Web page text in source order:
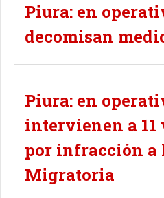
Piura: en
decomisan
Piura: en
intervienen a 11
por infracción a
Migratoria